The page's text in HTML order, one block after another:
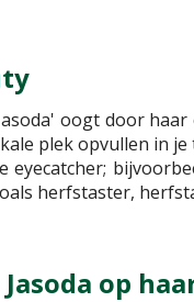
oogt door
plek opvullen in
eyecatcher;
herfstaster,
op